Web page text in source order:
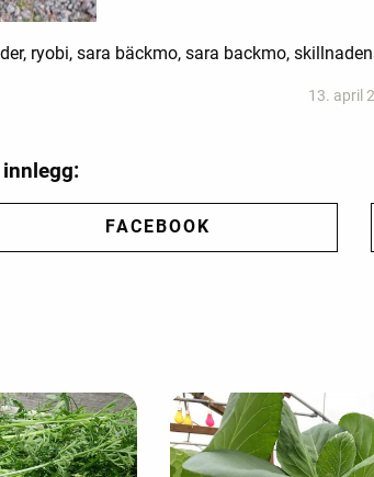
ryobi, sara bäckmo, sara backmo,
13. april
innlegg:
FACEBOOK